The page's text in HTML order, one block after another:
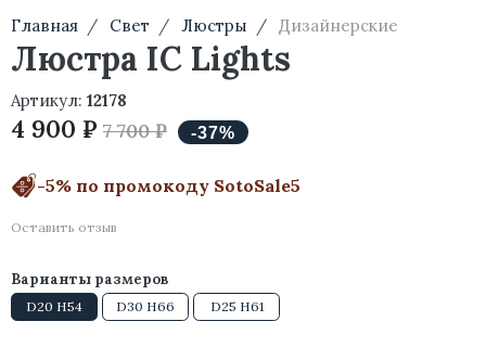
Главная Свет Люстры Дизайнерские
Люстра IC Lights
Артикул: 12178
4 900 ₽ 7 700 ₽
-5% по промокоду SotoSale5
Оставить отзыв
Варианты размеров
D20 H54 D30 H66 D25 H61